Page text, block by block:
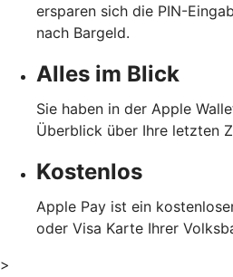
ersparen sich die PIN-
nach Bargeld.
Alles im Blick
Sie haben in der Apple
Überblick über Ihre letzten
Kostenlos
Apple Pay ist ein
oder Visa Karte Ihrer
>